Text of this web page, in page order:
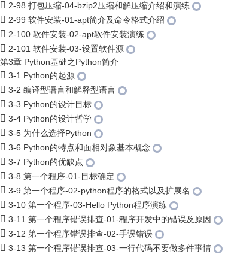
2-98 打包压缩-04-bzip2压缩和解压缩介绍和演练
2-99 软件安装-01-apt简介及命令格式介绍
2-100 软件安装-02-apt软件安装演练
2-101 软件安装-03-设置软件源
第3章 Python基础之Python简介
3-1 Python的起源
3-2 编译型语言和解释型语言
3-3 Python的设计目标
3-4 Python的设计哲学
3-5 为什么选择Python
3-6 Python的特点和面相对象基本概念
3-7 Python的优缺点
3-8 第一个程序-01-目标确定
3-9 第一个程序-02-python程序的格式以及扩展名
3-10 第一个程序-03-Hello Python程序演练
3-11 第一个程序错误排查-01-程序开发中的错误及原因
3-12 第一个程序错误排查-02-手误错误
3-13 第一个程序错误排查-03-一行代码不要做多件事情